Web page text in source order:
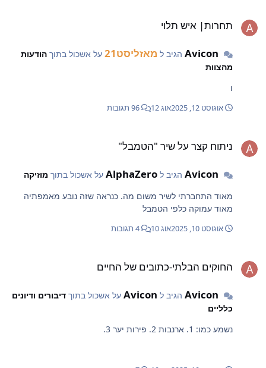
תחרות| איש תלוי
Aviconהגיב ל מאזליסט21 על אשכול בתוך הודעות
מהצוות
ו
אוגוסט 12, 2025 אוג 12
ניתוח קצר על שיר "הטמבל"
Aviconהגיב ל AlphaZeroעל אשכול בתוך מוזיקה
מאוד התחברתי לשיר משום מה. כנראה שזה נובע מאמפתיה
מאוד עמוקה כלפי הטמבל
אוגוסט 10, 2025 אוג 10
החוקים הבלתי-כתובים של החיים
Aviconהגיב ל Aviconעל אשכול בתוך דיבורים ודיונים
כלליים
נשמע כמו: 1. ארנבות 2. פירות יער 3.